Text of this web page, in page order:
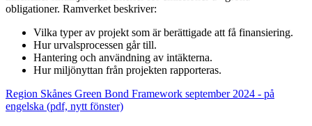
obligationer. Ramverket beskriver:
Vilka typer av projekt som är berättigade att få finansiering.
Hur urvalsprocessen går till.
Hantering och användning av intäkterna.
Hur miljönyttan från projekten rapporteras.
Region Skånes Green Bond Framework september 2024 - på
engelska (pdf, nytt fönster)